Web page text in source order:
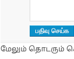
மேலும் தொடரும்